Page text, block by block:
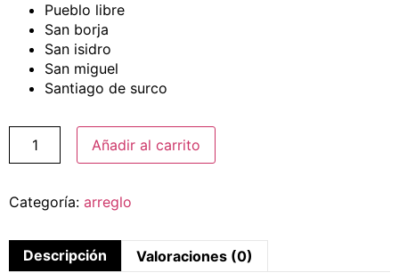
Pueblo libre
San borja
San isidro
San miguel
Santiago de surco
Reparación
Cortinas
Añadir al carrito
Categoría: arreglo
Descripción Valoraciones (0)